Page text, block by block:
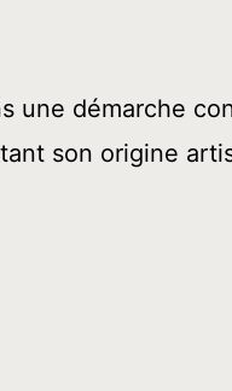
u
e
une démarche
son origine